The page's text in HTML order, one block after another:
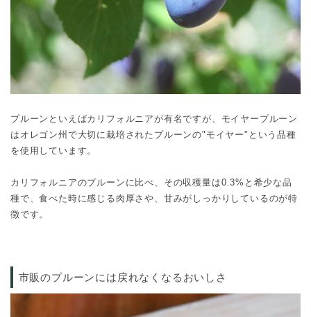
プルーンといえばカリフォルニアが有名ですが、モイヤープルーン
はオレゴン州で大切に栽培されたプルーンの"モイヤー"という品種
を使用しています。
カリフォルニアのプルーンに比べ、その収穫量は0.3%と希少な品
種で、食べた時に感じる肉厚さや、甘みがしっかりしているのが特
徴です。
市販のプルーンには戻れなくなるおいしさ